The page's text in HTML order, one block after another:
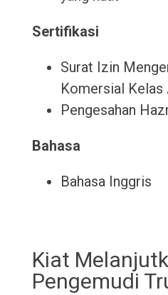
Sertifikasi
Surat Izin
Komersial Kelas
Pengesahan
Bahasa
Bahasa Inggris
Kiat
Pengemudi